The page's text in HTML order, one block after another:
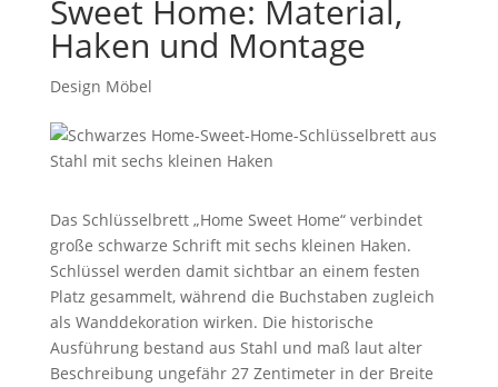
Sweet Home: Material,
Haken und Montage
Design Möbel
Das Schlüsselbrett „Home Sweet Home“ verbindet
große schwarze Schrift mit sechs kleinen Haken.
Schlüssel werden damit sichtbar an einem festen
Platz gesammelt, während die Buchstaben zugleich
als Wanddekoration wirken. Die historische
Ausführung bestand aus Stahl und maß laut alter
Beschreibung ungefähr 27 Zentimeter in der Breite